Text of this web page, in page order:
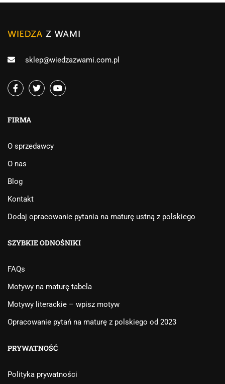
sklep@wiedzazwami.com.pl
FIRMA
O sprzedawcy
O nas
Blog
Kontakt
Dodaj opracowanie pytania na maturę ustną z polskiego
SZYBKIE ODNOŚNIKI
FAQs
Motywy na maturę tabela
Motywy literackie – wpisz motyw
Opracowanie pytań na maturę z polskiego od 2023
PRYWATNOŚĆ
Polityka prywatności